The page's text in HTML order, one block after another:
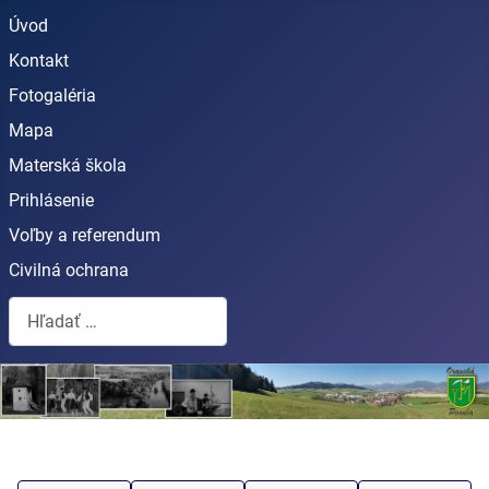
Úvod
Kontakt
Fotogaléria
Mapa
Materská škola
Prihlásenie
Voľby a referendum
Civilná ochrana
Hľadať...